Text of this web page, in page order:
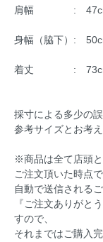
肩幅 :
身幅（脇下）:
着丈 :
採寸による多少の
参考サイズとお考え
※商品は全て店頭と
ご注文頂いた時点
自動で送信される
『ご注文ありがと
すので、
それまではご購入